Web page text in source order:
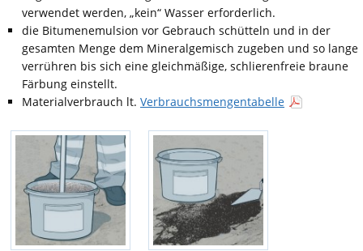
verwendet werden, „kein“ Wasser erforderlich.
die Bitumenemulsion vor Gebrauch schütteln und in der
gesamten Menge dem Mineralgemisch zugeben und so lange
verrühren bis sich eine gleichmäßige, schlierenfreie braune
Färbung einstellt.
Materialverbrauch lt. Verbrauchsmengentabelle